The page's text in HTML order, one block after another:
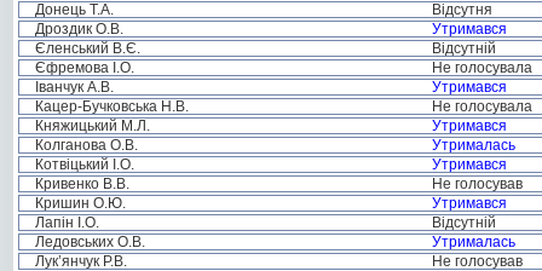
Донець Т.А.
Відсутня
Дроздик О.В.
Утримався
Єленський В.Є.
Відсутній
Єфремова І.О.
Не голосувала
Іванчук А.В.
Утримався
Кацер-Бучковська Н.В.
Не голосувала
Княжицький М.Л.
Утримався
Колганова О.В.
Утрималась
Котвіцький І.О.
Утримався
Кривенко В.В.
Не голосував
Кришин О.Ю.
Утримався
Лапін І.О.
Відсутній
Ледовських О.В.
Утрималась
Лук’янчук Р.В.
Не голосував